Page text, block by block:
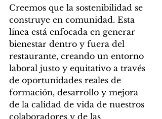
Creemos que la sostenibilidad se
construye en comunidad. Esta
línea está enfocada en generar
bienestar dentro y fuera del
restaurante, creando un entorno
laboral justo y equitativo a través
de oportunidades reales de
formación, desarrollo y mejora
de la calidad de vida de nuestros
colaboradores y de las